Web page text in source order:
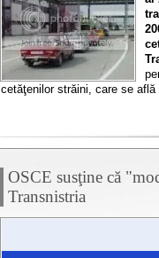
cetăţenilor străini, care se
OSCE susţine că
Transnistria